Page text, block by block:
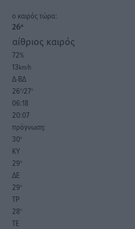
o καιρός τώρα:
26°
αίθριος καιρός
72%
13km/h
Δ-ΒΔ
26°/27°
06:18
20:07
πρόγνωση:
30°
ΚΥ
29°
ΔΕ
29°
ΤΡ
28°
ΤΕ